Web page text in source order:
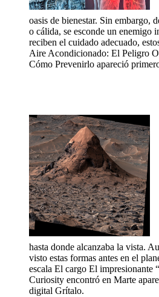
oasis de bienestar. Sin embargo,
o cálida, se esconde un enemigo
reciben el cuidado adecuado,
Aire Acondicionado: El Peligro
Cómo Prevenirlo apareció
hasta donde alcanzaba la vista.
visto estas formas antes en el
escala El cargo El impresionante
Curiosity encontró en Marte
digital Grítalo.